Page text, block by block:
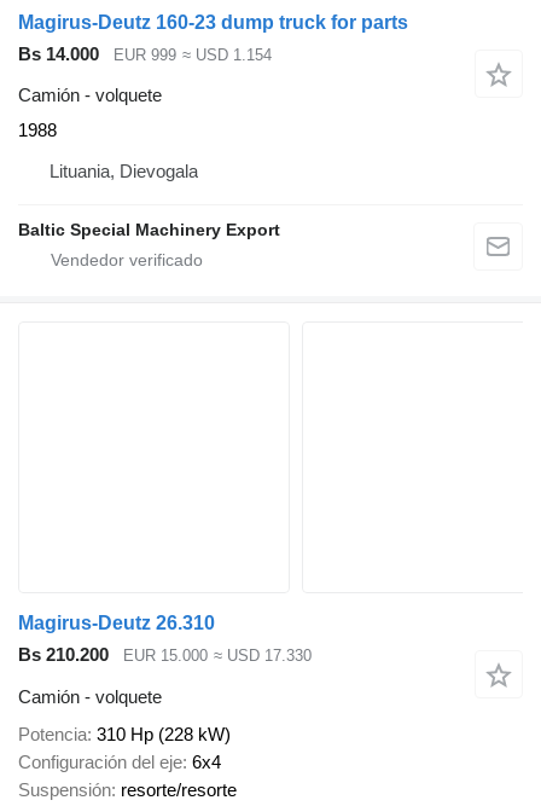
Magirus-Deutz 160-23 dump truck for parts
Bs 14.000
EUR 999 ≈ USD 1.154
Camión - volquete
1988
Lituania, Dievogala
Baltic Special Machinery Export
Magirus-Deutz 26.310
Bs 210.200
EUR 15.000 ≈ USD 17.330
Camión - volquete
Potencia 310 Hp (228 kW)
Configuración del eje 6x4
Suspensión resorte/resorte